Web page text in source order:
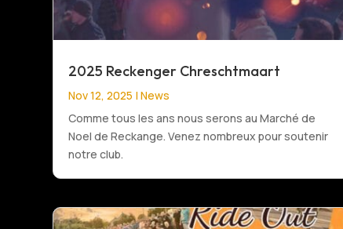
2025 Reckenger Chreschtmaart
Nov 12, 2025 |News
Comme tous les ans nous serons au Marché de
Noel de Reckange. Venez nombreux pour soutenir
notre club.